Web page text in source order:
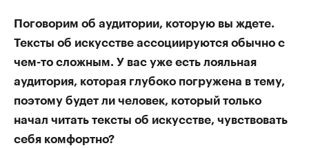
Поговорим об аудитории, которую вы ждете.
Тексты об искусстве ассоциируются обычно с
чем-то сложным. У вас уже есть лояльная
аудитория, которая глубоко погружена в тему,
поэтому будет ли человек, который только
начал читать тексты об искусстве, чувствовать
себя комфортно?